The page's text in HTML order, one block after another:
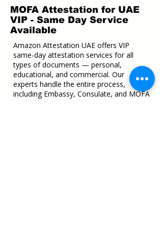
MOFA Attestation for UAE
VIP - Same Day Service
Available
Amazon Attestation UAE offers VIP
same-day attestation services for all
types of documents — personal,
educational, and commercial. Our
experts handle the entire process,
including Embassy, Consulate, and MOFA